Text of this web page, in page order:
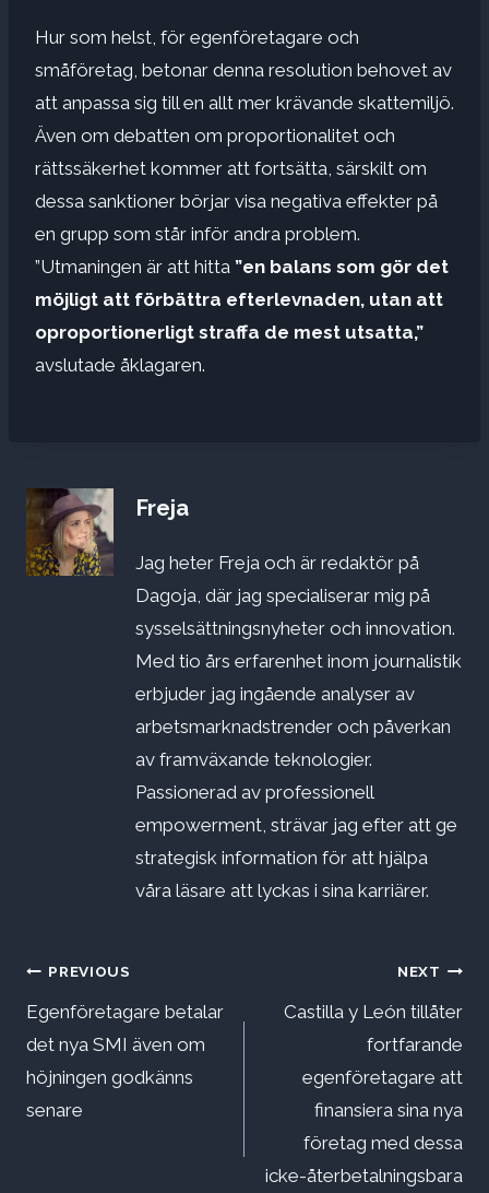
Hur som helst, för egenföretagare och
småföretag, betonar denna resolution behovet av
att anpassa sig till en allt mer krävande skattemiljö.
Även om debatten om proportionalitet och
rättssäkerhet kommer att fortsätta, särskilt om
dessa sanktioner börjar visa negativa effekter på
en grupp som står inför andra problem.
”Utmaningen är att hitta ”en balans som gör det
möjligt att förbättra efterlevnaden, utan att
oproportionerligt straffa de mest utsatta,”
avslutade åklagaren.
Freja
Jag heter Freja och är redaktör på
Dagoja, där jag specialiserar mig på
sysselsättningsnyheter och innovation.
Med tio års erfarenhet inom journalistik
erbjuder jag ingående analyser av
arbetsmarknadstrender och påverkan
av framväxande teknologier.
Passionerad av professionell
empowerment, strävar jag efter att ge
strategisk information för att hjälpa
våra läsare att lyckas i sina karriärer.
Inläggsnavigering
PREVIOUS
Egenföretagare betalar
det nya SMI även om
höjningen godkänns
senare
NEXT
Castilla y León tillåter
fortfarande
egenföretagare att
finansiera sina nya
företag med dessa
icke-återbetalningsbara